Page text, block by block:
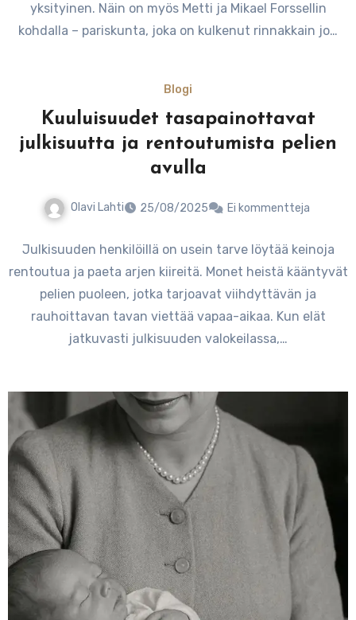
yksityinen. Näin on myös Metti ja Mikael Forssellin
kohdalla – pariskunta, joka on kulkenut rinnakkain jo…
Blogi
Kuuluisuudet tasapainottavat
julkisuutta ja rentoutumista pelien
avulla
Olavi Lahti 25/08/2025 Ei kommentteja
Julkisuuden henkilöillä on usein tarve löytää keinoja
rentoutua ja paeta arjen kiireitä. Monet heistä kääntyvät
pelien puoleen, jotka tarjoavat viihdyttävän ja
rauhoittavan tavan viettää vapaa-aikaa. Kun elät
jatkuvasti julkisuuden valokeilassa,…